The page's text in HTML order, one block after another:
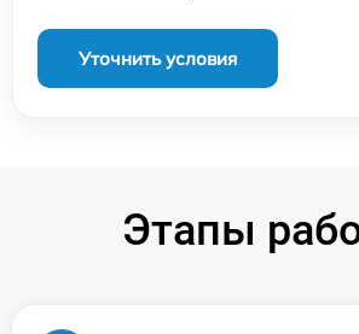
Уточнить условия
Этапы